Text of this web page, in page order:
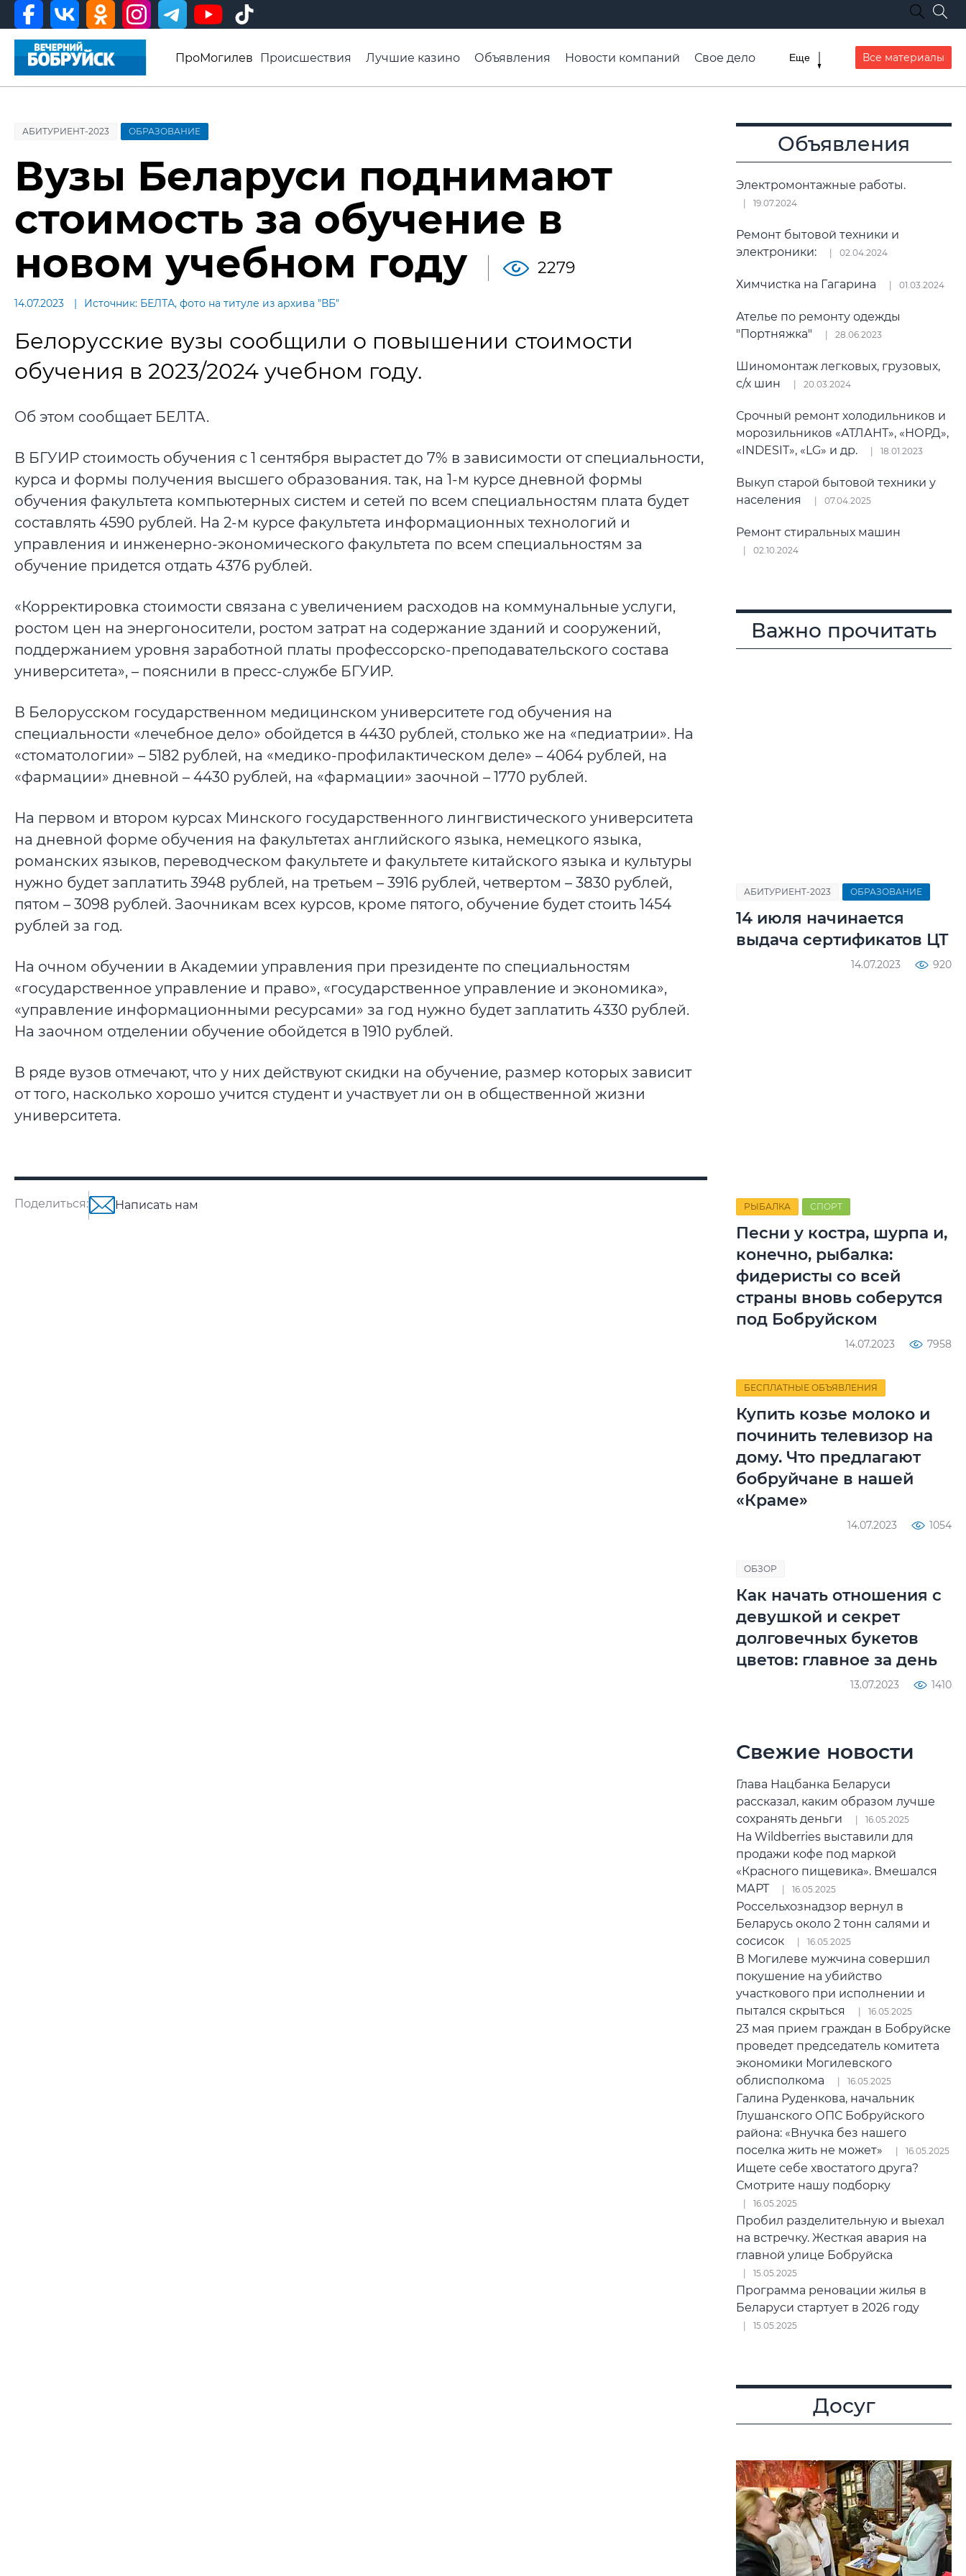
ПроМогилев Происшествия Лучшие казино Объявления Новости компаний
Свое дело
Видео ВБ
Еще Все материалы
АБИТУРИЕНТ-2023 ОБРАЗОВАНИЕ
Вузы Беларуси поднимают
стоимость за обучение в
новом учебном году
2279
14.07.2023 Источник: БЕЛТА, фото на титуле из архива "ВБ"
Белорусские вузы сообщили о повышении стоимости
обучения в 2023/2024 учебном году.
Об этом сообщает БЕЛТА.
В БГУИР стоимость обучения с 1 сентября вырастет до 7% в зависимости от специальности,
курса и формы получения высшего образования. так, на 1-м курсе дневной формы
обучения факультета компьютерных систем и сетей по всем специальностям плата будет
составлять 4590 рублей. На 2-м курсе факультета информационных технологий и
управления и инженерно-экономического факультета по всем специальностям за
обучение придется отдать 4376 рублей.
«Корректировка стоимости связана с увеличением расходов на коммунальные услуги,
ростом цен на энергоносители, ростом затрат на содержание зданий и сооружений,
поддержанием уровня заработной платы профессорско-преподавательского состава
университета», – пояснили в пресс-службе БГУИР.
В Белорусском государственном медицинском университете год обучения на
специальности «лечебное дело» обойдется в 4430 рублей, столько же на «педиатрии». На
«стоматологии» – 5182 рублей, на «медико-профилактическом деле» – 4064 рублей, на
«фармации» дневной – 4430 рублей, на «фармации» заочной – 1770 рублей.
На первом и втором курсах Минского государственного лингвистического университета
на дневной форме обучения на факультетах английского языка, немецкого языка,
романских языков, переводческом факультете и факультете китайского языка и культуры
нужно будет заплатить 3948 рублей, на третьем – 3916 рублей, четвертом – 3830 рублей,
пятом – 3098 рублей. Заочникам всех курсов, кроме пятого, обучение будет стоить 1454
рублей за год.
На очном обучении в Академии управления при президенте по специальностям
«государственное управление и право», «государственное управление и экономика»,
«управление информационными ресурсами» за год нужно будет заплатить 4330 рублей.
На заочном отделении обучение обойдется в 1910 рублей.
В ряде вузов отмечают, что у них действуют скидки на обучение, размер которых зависит
от того, насколько хорошо учится студент и участвует ли он в общественной жизни
университета.
Поделиться: Написать нам
Объявления
Электромонтажные работы.
19.07.2024
Ремонт бытовой техники и
электроники:
02.04.2024
Химчистка на Гагарина 01.03.2024
Ателье по ремонту одежды
"Портняжка"
28.06.2023
Шиномонтаж легковых, грузовых,
с/х шин
20.03.2024
Срочный ремонт холодильников и
морозильников «АТЛАНТ», «НОРД»,
«INDESIT», «LG» и др.
18.01.2023
Выкуп старой бытовой техники у
населения
07.04.2025
Ремонт стиральных машин
02.10.2024
Важно прочитать
АБИТУРИЕНТ-2023 ОБРАЗОВАНИЕ
14 июля начинается
выдача сертификатов ЦТ
14.07.2023 920
РЫБАЛКА СПОРТ
Песни у костра, шурпа и,
конечно, рыбалка:
фидеристы со всей
страны вновь соберутся
под Бобруйском
14.07.2023 7958
БЕСПЛАТНЫЕ ОБЪЯВЛЕНИЯ
Купить козье молоко и
починить телевизор на
дому. Что предлагают
бобруйчане в нашей
«Краме»
14.07.2023 1054
ОБЗОР
Как начать отношения с
девушкой и секрет
долговечных букетов
цветов: главное за день
13.07.2023 1410
Свежие новости
Глава Нацбанка Беларуси
рассказал, каким образом лучше
сохранять деньги
16.05.2025
На Wildberries выставили для
продажи кофе под маркой
«Красного пищевика». Вмешался
МАРТ
16.05.2025
Россельхознадзор вернул в
Беларусь около 2 тонн салями и
сосисок
16.05.2025
В Могилеве мужчина совершил
покушение на убийство
участкового при исполнении и
пытался скрыться
16.05.2025
23 мая прием граждан в Бобруйске
проведет председатель комитета
экономики Могилевского
облисполкома
16.05.2025
Галина Руденкова, начальник
Глушанского ОПС Бобруйского
района: «Внучка без нашего
поселка жить не может»
16.05.2025
Ищете себе хвостатого друга?
Смотрите нашу подборку
16.05.2025
Пробил разделительную и выехал
на встречку. Жесткая авария на
главной улице Бобруйска
15.05.2025
Программа реновации жилья в
Беларуси стартует в 2026 году
15.05.2025
Досуг